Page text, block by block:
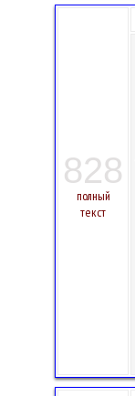
828
полный
текст